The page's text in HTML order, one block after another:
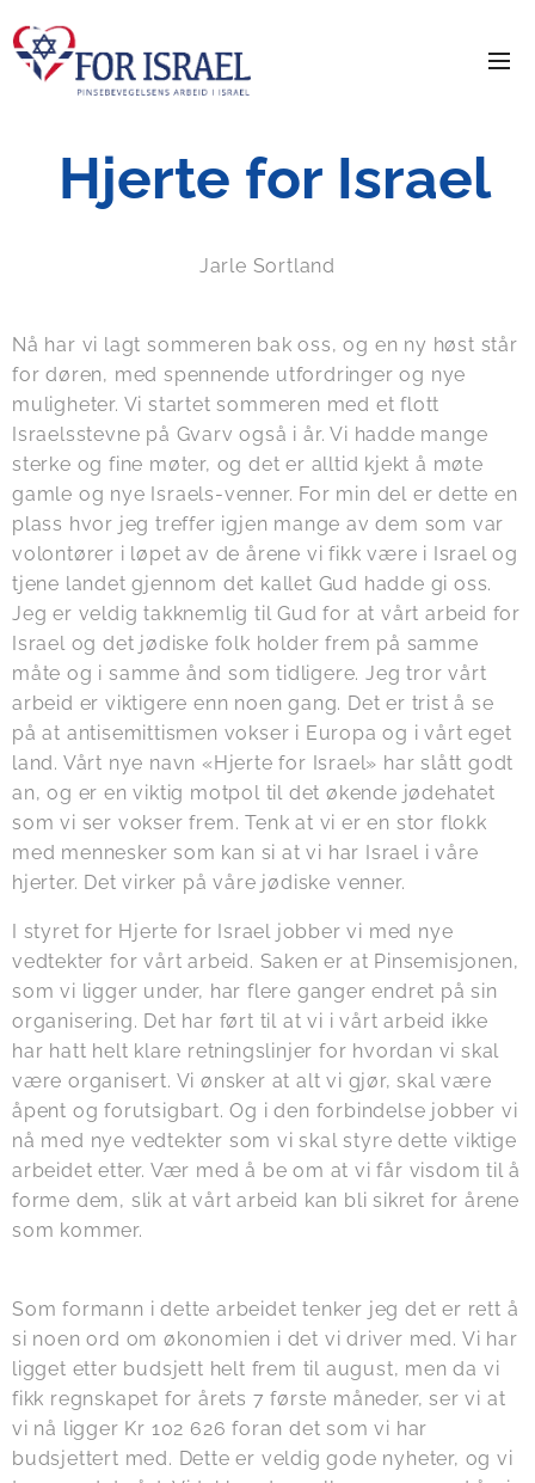
Hjerte for Israel
Jarle Sortland
Nå har vi lagt sommeren bak oss, og en ny høst står
for døren, med spennende utfordringer og nye
muligheter. Vi startet sommeren med et flott
Israelsstevne på Gvarv også i år. Vi hadde mange
sterke og fine møter, og det er alltid kjekt å møte
gamle og nye Israels-venner. For min del er dette en
plass hvor jeg treffer igjen mange av dem som var
volontører i løpet av de årene vi fikk være i Israel og
tjene landet gjennom det kallet Gud hadde gi oss.
Jeg er veldig takknemlig til Gud for at vårt arbeid for
Israel og det jødiske folk holder frem på samme
måte og i samme ånd som tidligere. Jeg tror vårt
arbeid er viktigere enn noen gang. Det er trist å se
på at antisemittismen vokser i Europa og i vårt eget
land. Vårt nye navn «Hjerte for Israel» har slått godt
an, og er en viktig motpol til det økende jødehatet
som vi ser vokser frem. Tenk at vi er en stor flokk
med mennesker som kan si at vi har Israel i våre
hjerter. Det virker på våre jødiske venner.
I styret for Hjerte for Israel jobber vi med nye
vedtekter for vårt arbeid. Saken er at Pinsemisjonen,
som vi ligger under, har flere ganger endret på sin
organisering. Det har ført til at vi i vårt arbeid ikke
har hatt helt klare retningslinjer for hvordan vi skal
være organisert. Vi ønsker at alt vi gjør, skal være
åpent og forutsigbart. Og i den forbindelse jobber vi
nå med nye vedtekter som vi skal styre dette viktige
arbeidet etter. Vær med å be om at vi får visdom til å
forme dem, slik at vårt arbeid kan bli sikret for årene
som kommer.
Som formann i dette arbeidet tenker jeg det er rett å
si noen ord om økonomien i det vi driver med. Vi har
ligget etter budsjett helt frem til august, men da vi
fikk regnskapet for årets 7 første måneder, ser vi at
vi nå ligger Kr 102 626 foran det som vi har
budsjettert med. Dette er veldig gode nyheter, og vi